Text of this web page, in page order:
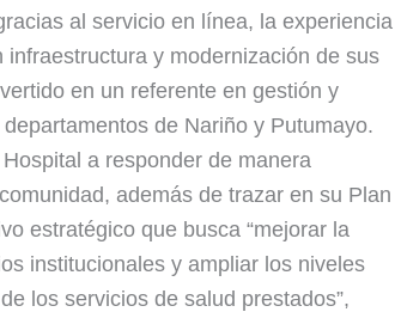
al servicio en línea, la experiencia
y modernización de sus
en un referente en gestión y
de Nariño y Putumayo.
a responder de manera
además de trazar en su Plan
estratégico que busca “mejorar la
institucionales y ampliar los niveles
los servicios de salud prestados”,